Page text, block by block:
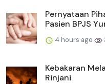
Pernyataan
Pasien BPJS
4 hours ago
Kebakaran
Rinjani